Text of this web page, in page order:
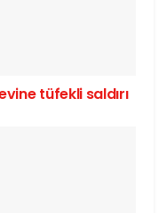
tüfekli saldırı